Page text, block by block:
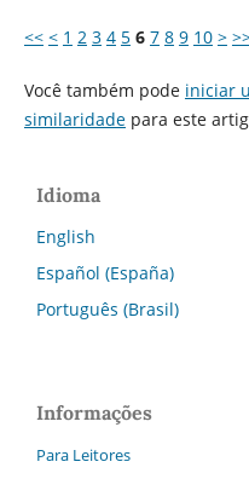
<< < 1 2 3 4 5 6 7 8 9 10 >
Você também pode iniciar
similaridadepara este
Idioma
English
Español (España)
Português (Brasil)
Informações
Para Leitores